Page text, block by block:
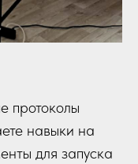
протоколы
навыки на
для запуска